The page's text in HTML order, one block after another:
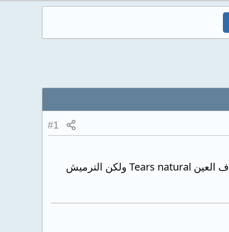
#1
منذ اكثر من سنة يوجد رمشة كثيرة في العينين راجعت الطبيب أعطاني قطرة لجفاف العين Tears natural ولكن الترميش